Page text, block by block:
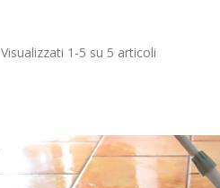
Visualizzati 1-5 su 5 articoli